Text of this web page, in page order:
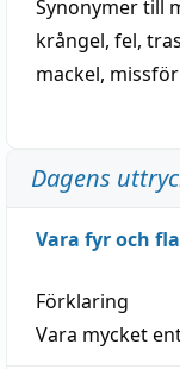
Synonymer till
krångel, fel,
mackel,
Dagens
Vara fyr och
Förklaring
Vara mycket